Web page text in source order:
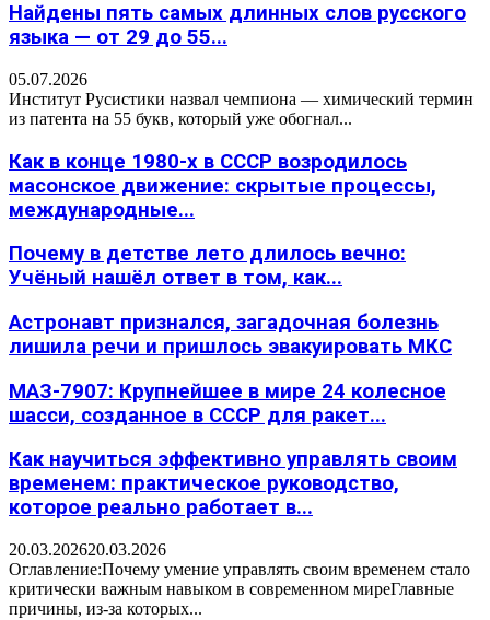
Найдены пять самых длинных слов русского
языка — от 29 до 55...
05.07.2026
Институт Русистики назвал чемпиона — химический термин
из патента на 55 букв, который уже обогнал...
Как в конце 1980-х в СССР возродилось
масонское движение: скрытые процессы,
международные...
Почему в детстве лето длилось вечно:
Учёный нашёл ответ в том, как...
Астронавт признался, загадочная болезнь
лишила речи и пришлось эвакуировать МКС
МАЗ-7907: Крупнейшее в мире 24 колесное
шасси, созданное в СССР для ракет...
Как научиться эффективно управлять своим
временем: практическое руководство,
которое реально работает в...
20.03.202620.03.2026
Оглавление:Почему умение управлять своим временем стало
критически важным навыком в современном миреГлавные
причины, из-за которых...